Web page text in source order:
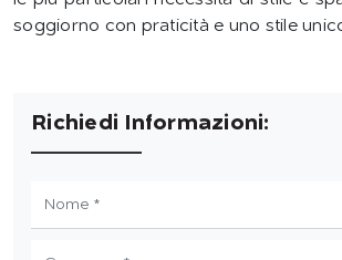
soggiorno con praticità e uno stile
Richiedi Informazioni: